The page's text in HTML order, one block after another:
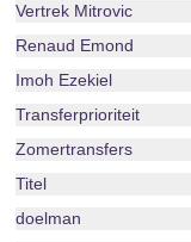
Vertrek Mitrovic
Renaud Emond
Imoh Ezekiel
Transferprioriteit
Zomertransfers
Titel
doelman